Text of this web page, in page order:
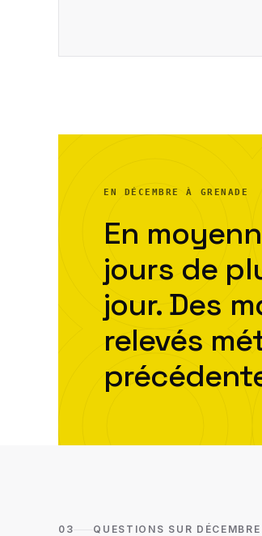
EN DÉCEMBRE À GRENADE
En
jours de
jour. Des
relevés
03 QUESTIONS SUR